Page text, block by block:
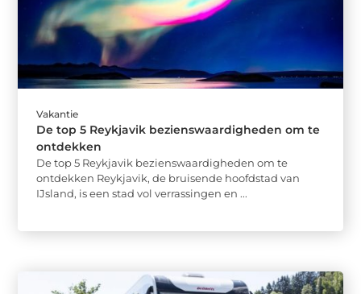
Vakantie
De top 5 Reykjavik bezienswaardigheden om te
ontdekken
De top 5 Reykjavik bezienswaardigheden om te
ontdekken Reykjavik, de bruisende hoofdstad van
IJsland, is een stad vol verrassingen en ...